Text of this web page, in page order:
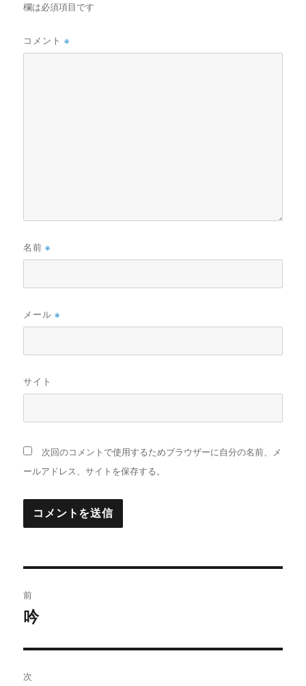
欄は必須項目です
コメント※
名前※
メール※
サイト
次回のコメントで使用するためブラウザーに自分の名前、メ
ールアドレス、サイトを保存する。
稿
ビ
前
前
投
稿:
吟
次